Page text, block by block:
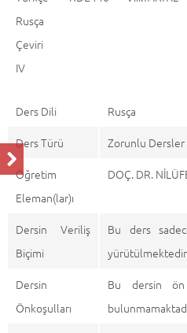
Rusça
Çeviri
IV
Ders Dili
Rusça
Ders Türü
Zorunlu Dersler
Öğretim
Eleman(lar)ı
DOÇ. DR.
Dersin Veriliş
Biçimi
Bu ders
Dersin
Önkoşulları
Bu dersin